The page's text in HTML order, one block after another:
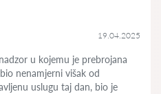
19.04.2025
u kojemu je prebrojana
nenamjerni višak od
uslugu taj dan, bio je